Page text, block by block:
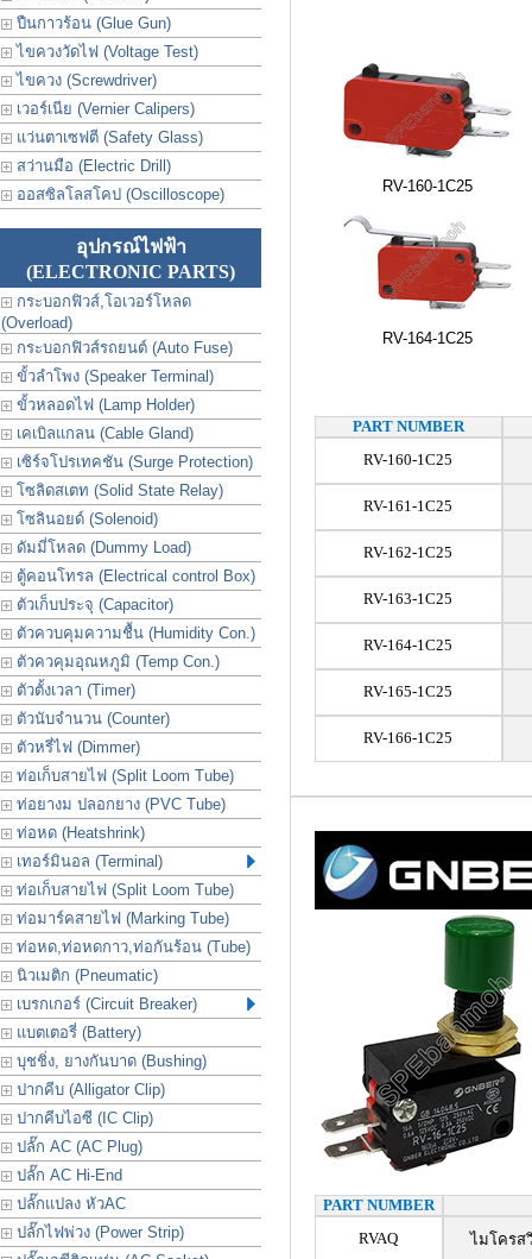
ปืนกาวร้อน (Glue Gun)
ไขควงวัดไฟ (Voltage Test)
ไขควง (Screwdriver)
เวอร์เนีย (Vernier Calipers)
แว่นตาเซฟตี (Safety Glass)
สว่านมือ (Electric Drill)
ออสซิลโลสโคป (Oscilloscope)
อุปกรณ์ไฟฟ้า
(ELECTRONIC PARTS)
กระบอกฟิวส์,โอเวอร์โหลด
(Overload)
กระบอกฟิวส์รถยนต์ (Auto Fuse)
ขั้วลำโพง (Speaker Terminal)
ขั้วหลอดไฟ (Lamp Holder)
เคเบิลแกลน (Cable Gland)
เซิร์จโปรเทคชัน (Surge Protection)
โซลิดสเตท (Solid State Relay)
โซลินอยด์ (Solenoid)
ดัมมี่โหลด (Dummy Load)
ตู้คอนโทรล (Electrical control Box)
ตัวเก็บประจุ (Capacitor)
ตัวควบคุมความชื้น (Humidity Con.)
ตัวควคุมอุณหภูมิ (Temp Con.)
ตัวตั้งเวลา (Timer)
ตัวนับจำนวน (Counter)
ตัวหรี่ไฟ (Dimmer)
ท่อเก็บสายไฟ (Split Loom Tube)
ท่อยางม ปลอกยาง (PVC Tube)
ท่อหด (Heatshrink)
เทอร์มินอล (Terminal)
ท่อเก็บสายไฟ (Split Loom Tube)
ท่อมาร์คสายไฟ (Marking Tube)
ท่อหด,ท่อหดกาว,ท่อกันร้อน (Tube)
นิวเมติก (Pneumatic)
เบรกเกอร์ (Circuit Breaker)
แบตเตอรี่ (Battery)
บุชชิ่ง, ยางกันบาด (Bushing)
ปากคีบ (Alligator Clip)
ปากคีบไอซี (IC Clip)
ปลั๊ก AC (AC Plug)
ปลั๊ก AC Hi-End
ปลั๊กแปลง หัวAC
ปลั๊กไฟพ่วง (Power Strip)
RV-160-1C25
RV-164-1C25
PART NUMBER
RV-160-1C25
RV-161-1C25
RV-162-1C25
RV-163-1C25
RV-164-1C25
RV-165-1C25
RV-166-1C25
PART NUMBER
RVAQ
ไมโครส